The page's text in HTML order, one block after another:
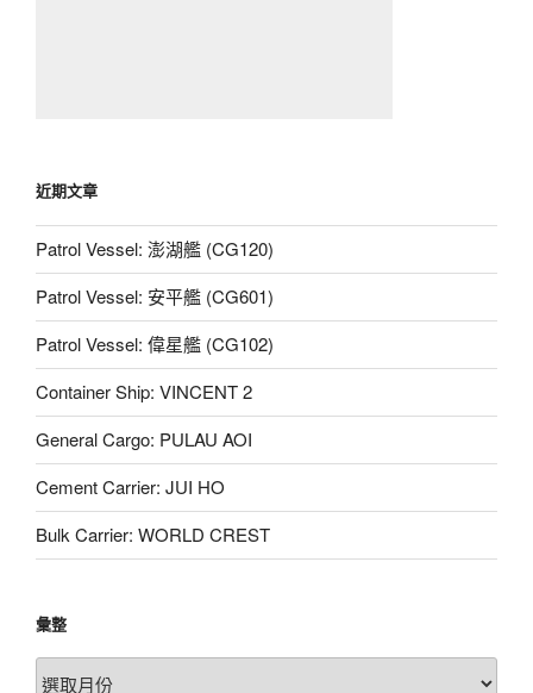
近期文章
Patrol Vessel: 澎湖艦 (CG120)
Patrol Vessel: 安平艦 (CG601)
Patrol Vessel: 偉星艦 (CG102)
Container Ship: VINCENT 2
General Cargo: PULAU AOI
Cement Carrier: JUI HO
Bulk Carrier: WORLD CREST
彙整
彙